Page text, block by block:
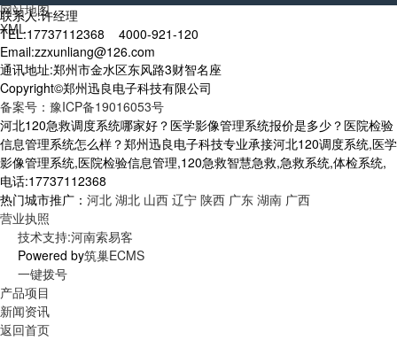
网站地图
XML
联系人:许经理
TEL:17737112368 4000-921-120
Email:zzxunliang@126.com
通讯地址:郑州市金水区东风路3财智名座
Copyright©郑州迅良电子科技有限公司
备案号：豫ICP备19016053号
河北120急救调度系统哪家好？医学影像管理系统报价是多少？医院检验
信息管理系统怎么样？郑州迅良电子科技专业承接河北120调度系统,医学
影像管理系统,医院检验信息管理,120急救智慧急救,急救系统,体检系统,
电话:17737112368
热门城市推广： 河北 湖北 山西 辽宁 陕西 广东 湖南 广西
营业执照
技术支持:河南索易客
Powered by筑巢ECMS
一键拨号
产品项目
新闻资讯
返回首页